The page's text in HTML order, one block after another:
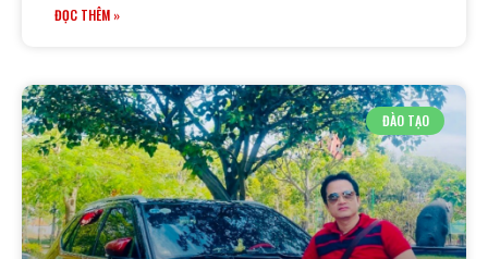
ĐỌC THÊM »
ĐÀO TẠO